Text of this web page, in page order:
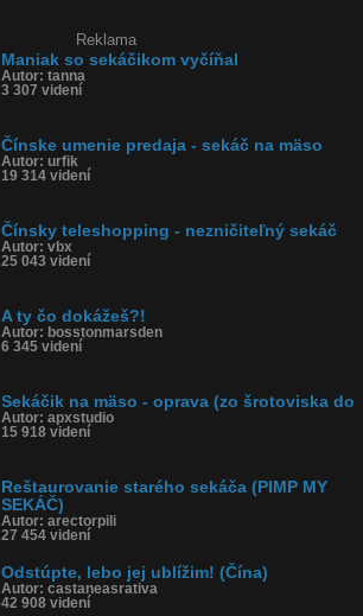
Reklama
Maniak so sekáčikom vyčíňal
Autor: tanna
3 307 videní
Čínske umenie predaja - sekáč na mäso
Autor: urfik
19 314 videní
Čínsky teleshopping - nezničiteľný sekáč
Autor: vbx
25 043 videní
A ty čo dokážeš?!
Autor: bosstonmarsden
6 345 videní
Sekáčik na mäso - oprava (zo šrotoviska do
Autor: apxstudio
15 918 videní
Reštaurovanie starého sekáča (PIMP MY
SEKÁČ)
Autor: arectorpili
27 454 videní
Odstúpte, lebo jej ublížim! (Čína)
Autor: castaneasrativa
42 908 videní